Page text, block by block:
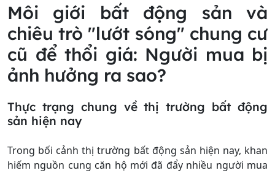
Môi giới bất động sản và
chiêu trò "lướt sóng" chung cư
cũ để thổi giá: Người mua bị
ảnh hưởng ra sao?
Thực trạng chung về thị trường bất động
sản hiện nay
Trong bối cảnh thị trường bất động sản hiện nay, khan
hiếm nguồn cung căn hộ mới đã đẩy nhiều người mua